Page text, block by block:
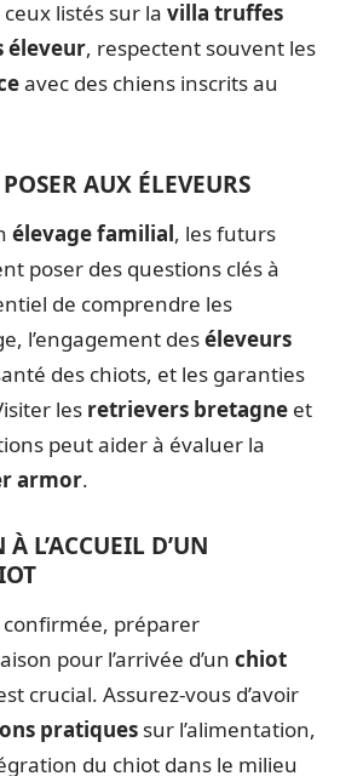
listés sur la villa truffes
éleveur, respectent souvent les
avec des chiens inscrits au
AUX ÉLEVEURS
élevage familial, les futurs
poser des questions clés à
de comprendre les
l’engagement deséleveurs
des chiots, et les garanties
les retrievers bretagne et
peut aider à évaluer la
armor.
L’ACCUEIL D’UN
confirmée, préparer
pour l’arrivée d’un chiot
crucial. Assurez-vous d’avoir
pratiques sur l’alimentation,
du chiot dans le milieu